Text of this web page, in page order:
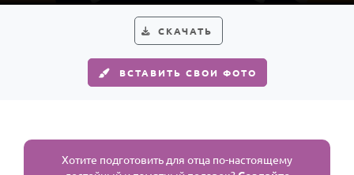
СКАЧАТЬ
ВСТАВИТЬ СВОИ ФОТО
Хотите подготовить для отца по-настоящему